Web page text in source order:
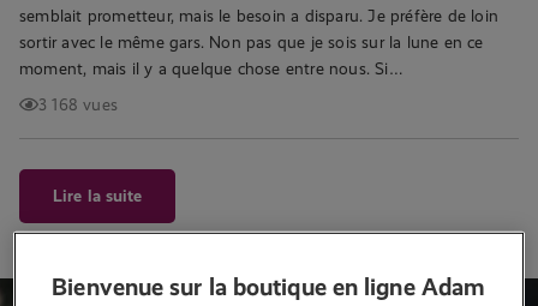
semblait prometteur, mais le besoin a disparu. Je préfère de loin
sortir avec le même gars. Non pas que je sois sur la lune en ce
moment, mais il y a quelque chose entre nous. Si…
3 168 vues
Lire la suite
Bienvenue sur la boutique en ligne Adam